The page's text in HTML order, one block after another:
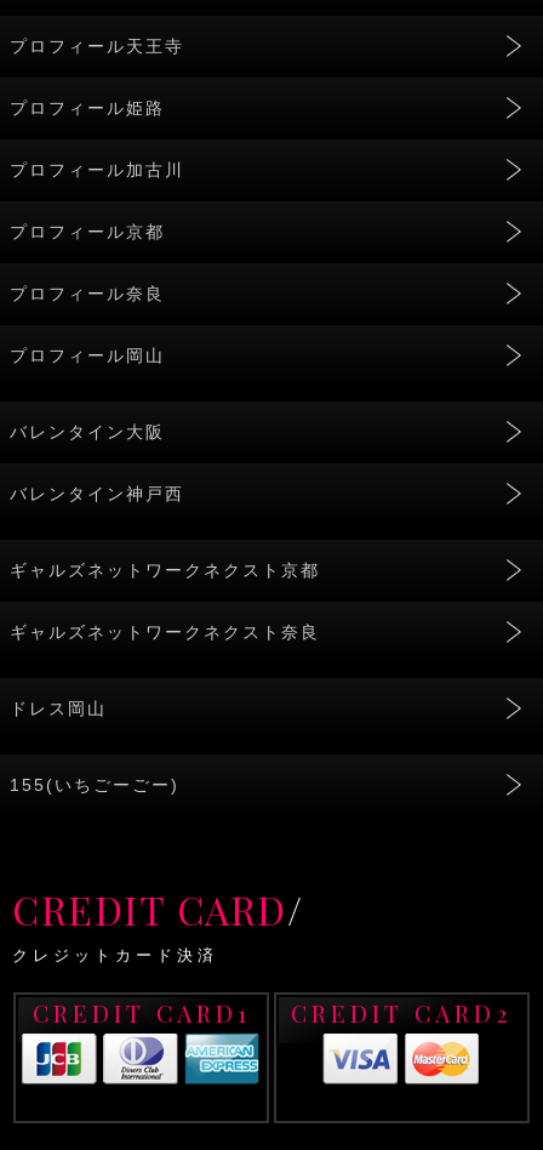
プロフィール天王寺
プロフィール姫路
プロフィール加古川
プロフィール京都
プロフィール奈良
プロフィール岡山
バレンタイン大阪
バレンタイン神戸西
ギャルズネットワークネクスト京都
ギャルズネットワークネクスト奈良
ドレス岡山
155(いちごーごー)
CREDIT CARD/
クレジットカード決済
CREDIT CARD1 CREDIT CARD2